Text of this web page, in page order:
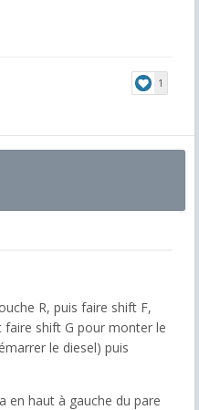
1
R, puis faire shift F,
faire shift G pour monter le
le diesel) puis
en haut à gauche du pare